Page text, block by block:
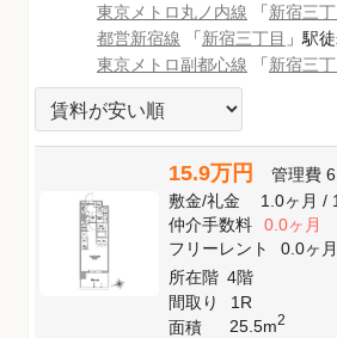
東京メトロ丸ノ内線 「新宿三丁
都営新宿線 「新宿三丁目 」駅
東京メトロ副都心線 「新宿三丁
15.9万円 管理費
敷金/礼金 1.0ヶ月/
仲介手数料
0.0ヶ月
フリーレント
0.0ヶ月
所在階 4階
間取り
1R
面積
25.5m2